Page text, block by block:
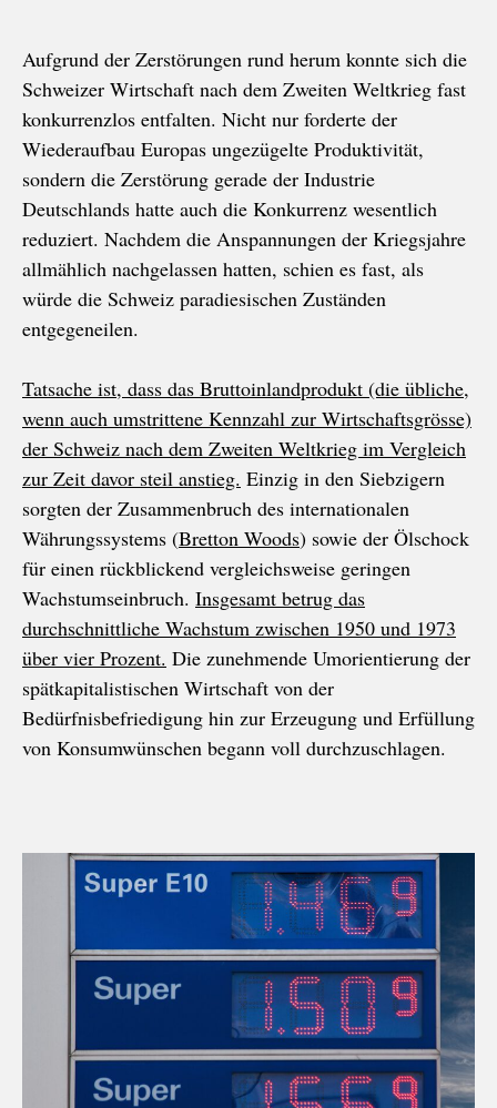
Aufgrund der Zerstörungen rund herum konnte sich die
Schweizer Wirtschaft nach dem Zweiten Weltkrieg fast
konkurrenzlos entfalten. Nicht nur forderte der
Wiederaufbau Europas ungezügelte Produktivität,
sondern die Zerstörung gerade der Industrie
Deutschlands hatte auch die Konkurrenz wesentlich
reduziert. Nachdem die Anspannungen der Kriegsjahre
allmählich nachgelassen hatten, schien es fast, als
würde die Schweiz paradiesischen Zuständen
entgegeneilen.
Tatsache ist, dass das Bruttoinlandprodukt (die übliche,
wenn auch umstrittene Kennzahl zur Wirtschaftsgrösse)
der Schweiz nach dem Zweiten Weltkrieg im Vergleich
zur Zeit davor steil anstieg. Einzig in den Siebzigern
sorgten der Zusammenbruch des internationalen
Währungssystems (Bretton Woods) sowie der Ölschock
für einen rückblickend vergleichsweise geringen
Wachstumseinbruch. Insgesamt betrug das
durchschnittliche Wachstum zwischen 1950 und 1973
über vier Prozent. Die zunehmende Umorientierung der
spätkapitalistischen Wirtschaft von der
Bedürfnisbefriedigung hin zur Erzeugung und Erfüllung
von Konsumwünschen begann voll durchzuschlagen.